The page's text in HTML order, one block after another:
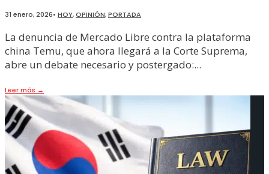
31 enero, 2026• HOY,OPINIÓN,PORTADA
La denuncia de Mercado Libre contra la plataforma
china Temu, que ahora llegará a la Corte Suprema,
abre un debate necesario y postergado:...
Leer más →